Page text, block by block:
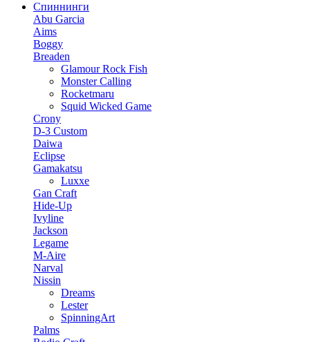
Спиннинги
Abu Garcia
Aims
Boggy
Breaden
Glamour Rock Fish
Monster Calling
Rocketmaru
Squid Wicked Game
Crony
D-3 Custom
Daiwa
Eclipse
Gamakatsu
Luxxe
Gan Craft
Hide-Up
Ivyline
Jackson
Legame
M-Aire
Narval
Nissin
Dreams
Lester
SpinningArt
Palms